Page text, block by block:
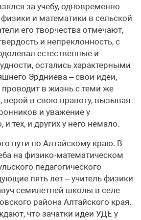
за учебу, одновременно
и математики в сельской
его творчества отмечают,
и непреклонность, с
естественные и
остались характерными
Эрдниева – свои идеи,
в жизнь с теми же
верой в свою правоту, вызывая
и уважение у
и тех, и других у него немало.
пути по Алтайскому краю. В
на физико-математическом
педагогического
пять лет – учитель физики
семилетней школы в селе
района Алтайского края.
что зачатки идеи УДЕ у